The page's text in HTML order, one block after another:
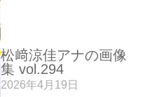
松﨑涼佳アナの画像
集 vol.294
2026年4月19日